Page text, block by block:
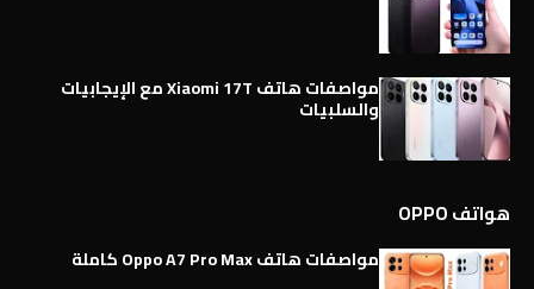
مواصفات هاتف Xiaomi 17T مع الإيجابيات
والسلبيات
هواتف OPPO
مواصفات هاتف Oppo A7 Pro Max كاملة